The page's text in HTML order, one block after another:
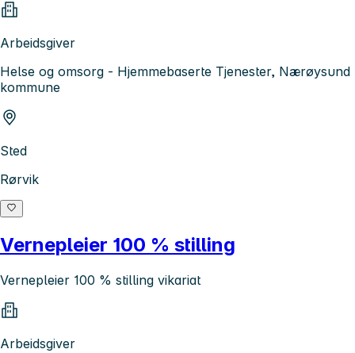
Arbeidsgiver
Helse og omsorg - Hjemmebaserte Tjenester, Nærøysund
kommune
Sted
Rørvik
Vernepleier 100 % stilling
Vernepleier 100 % stilling vikariat
Arbeidsgiver